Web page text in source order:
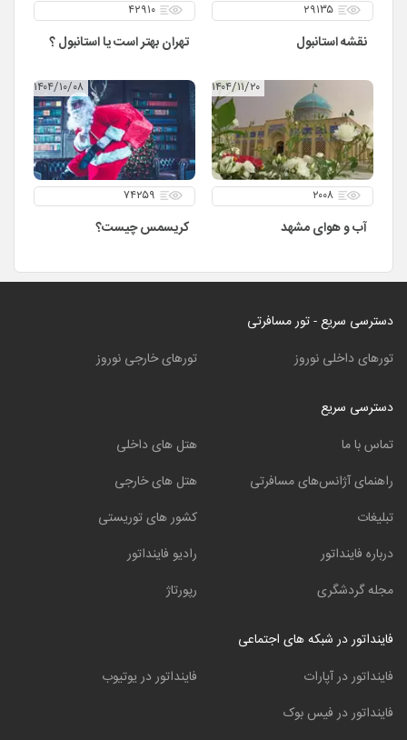
۲۹۱۳۵
نقشه استانبول
۴۲۹۱۰
تهران بهتر است یا استانبول ؟
۱۴۰۴/۱۱/۲۰
۲۰۰۸
آب و هوای مشهد
۱۴۰۴/۱۰/۰۸
۷۴۲۵۹
کریسمس چیست؟
دسترسی سریع - تور مسافرتی
تورهای داخلی نوروز
تورهای خارجی نوروز
دسترسی سریع
تماس با ما
راهنمای آژانس‌های مسافرتی
تبلیغات
درباره فاینداتور
مجله گردشگری
هتل های داخلی
هتل های خارجی
کشور های توریستی
رادیو فاینداتور
رپورتاژ
فاینداتور در شبکه های اجتماعی
فاینداتور در آپارات
فاینداتور در فیس بوک
فاینداتور در یوتیوب